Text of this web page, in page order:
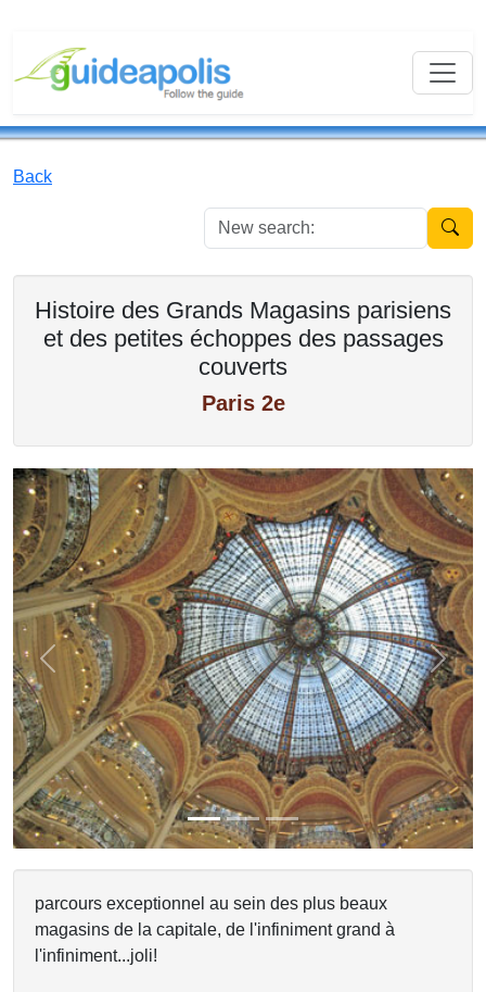
Back
New
Histoire des Grands Magasins parisiens
et des petites échoppes des passages
couverts
Paris 2e
Previous Next
parcours exceptionnel au sein des plus beaux
magasins de la capitale, de l'infiniment grand à
l'infiniment...joli!